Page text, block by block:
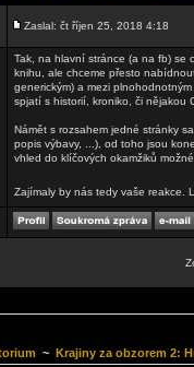
Zaslal: čt říjen 25, 2018 4:18
Tak, na hlavní stránce (a na fb) se
knihu, ale chceme přesto
generickým) a mezi
spjatí s historií, kroniko, či nějakou
Námět s rozsahem jedné stránky
popis výbavy, ...), od toho jsou
vhled do klíčových okamžiků
Zajímaly by nás tedy vaše reakce.
~ Krajiny za obzorem 2: